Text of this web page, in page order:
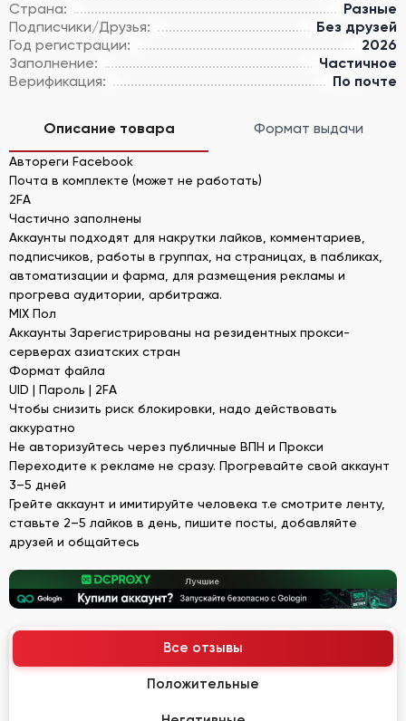
Страна:
Разные
Подписчики/Друзья:
Без друзей
Год регистрации:
2026
Заполнение:
Частичное
Верификация:
По почте
Описание товара Формат выдачи
Автореги Facebook
Почта в комплекте (может не работать)
2FA
Частично заполнены
Аккаунты подходят для накрутки лайков, комментариев,
подписчиков, работы в группах, на страницах, в пабликах,
автоматизации и фарма, для размещения рекламы и
прогрева аудитории, арбитража.
MIX Пол
Аккаунты Зарегистрированы на резидентных прокси-
серверах азиатских стран
Формат файла
UID | Пароль | 2FA
Чтобы снизить риск блокировки, надо действовать
аккуратно
Не авторизуйтесь через публичные ВПН и Прокси
Переходите к рекламе не сразу. Прогревайте свой аккаунт
3–5 дней
Грейте аккаунт и имитируйте человека т.е смотрите ленту,
ставьте 2–5 лайков в день, пишите посты, добавляйте
друзей и общайтесь
Все отзывы
Положительные